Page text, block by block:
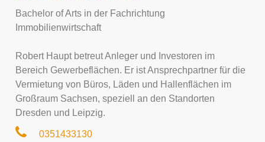
Bachelor of Arts in der Fachrichtung
Immobilienwirtschaft
Robert Haupt betreut Anleger und Investoren im
Bereich Gewerbeflächen. Er ist Ansprechpartner für die
Vermietung von Büros, Läden und Hallenflächen im
Großraum Sachsen, speziell an den Standorten
Dresden und Leipzig.
0351433130